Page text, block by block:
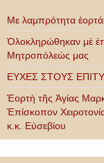
Με λαμπρότητα
Ὁλοκληρώθηκαν μὲ
Μητροπόλεώς μας
ΕΥΧΕΣ ΣΤΟΥΣ
Ἑορτὴ τῆς Ἁγίας
Ἐπίσκοπον
κ.κ. Εὐσεβίου